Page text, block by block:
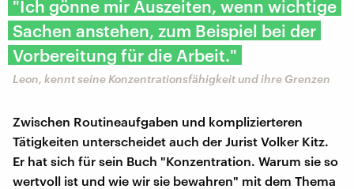
"Ich gönne mir Auszeiten, wenn wichtige
Sachen anstehen, zum Beispiel bei der
Vorbereitung für die Arbeit."
Leon, kennt seine Konzentrationsfähigkeit und ihre Grenzen
Zwischen Routineaufgaben und komplizierteren
Tätigkeiten unterscheidet auch der Jurist Volker Kitz.
Er hat sich für sein Buch "Konzentration. Warum sie so
wertvoll ist und wie wir sie bewahren" mit dem Thema